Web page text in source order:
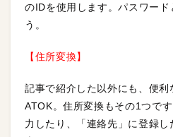
のIDを使用します。パスワード
う。
【住所変換】
記事で紹介した以外にも、便
ATOK。住所変換もその1つで
力したり、「連絡先」に登録